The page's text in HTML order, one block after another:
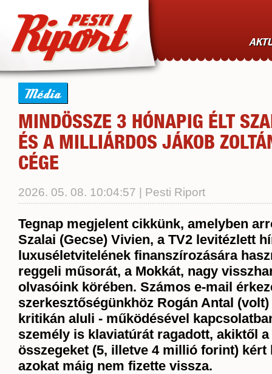
Média
MINDÖSSZE 3 HÓNAPIG ÉLT
ÉS A MILLIÁRDOS JÁKOB
CÉGE
2026. 05. 08. 10:04:57 | Pesti Riport
Tegnap megjelent cikkünk, amelyben
Szalai (Gecse) Vivien, a TV2 levitézlett
luxuséletvitelének finanszírozására
reggeli műsorát, a Mokkát, nagy
olvasóink körében. Számos e-mail
szerkesztőségünkhöz Rogán Antal
kritikán aluli - működésével
személy is klaviatúrát ragadott, akiktől
összegeket (5, illetve 4 millió forint) kért
azokat máig nem fizette vissza.